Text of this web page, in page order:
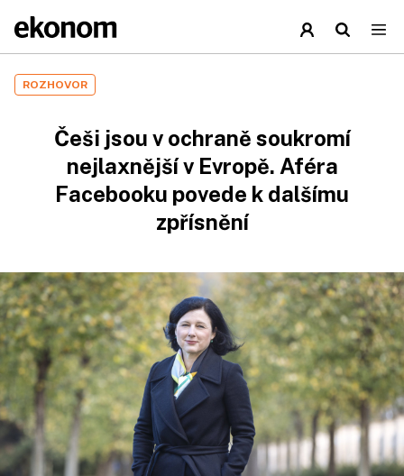
ROZHOVOR
Češi jsou v ochraně soukromí
nejlaxnější v Evropě. Aféra
Facebooku povede k dalšímu
zpřísnění